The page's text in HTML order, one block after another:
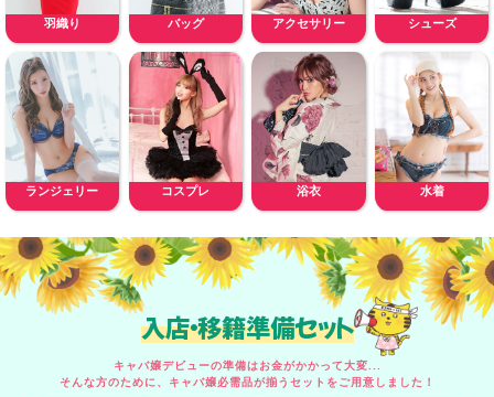
羽織り バッグ アクセサリー シューズ
ランジェリー コスプレ 浴衣 水着
入店・移籍準備セット
キャバ嬢デビューの準備はお金がかかって大変...
そんな方のために、キャバ嬢必需品が揃うセットをご用意しました！